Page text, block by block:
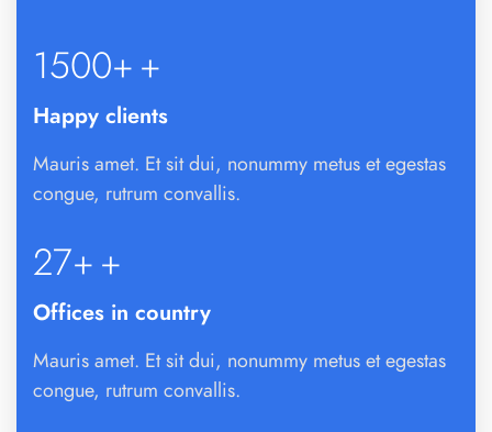
1500++
Happy clients
Mauris amet. Et sit dui, nonummy metus et egestas
congue, rutrum convallis.
27++
Offices in country
Mauris amet. Et sit dui, nonummy metus et egestas
congue, rutrum convallis.